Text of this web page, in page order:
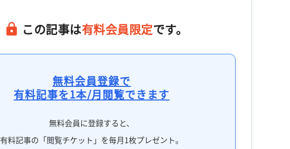
この記事は有料会員限定です。
無料会員登録で
有料記事を1本/月閲覧できます
無料会員に登録すると、
有料記事の「閲覧チケット」を毎月1枚プレゼント。